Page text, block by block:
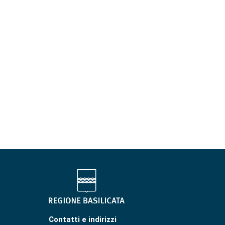
Contatti e indirizzi